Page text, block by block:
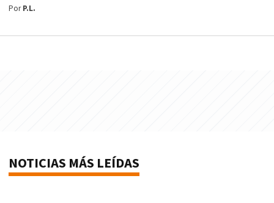
PorP.L.
NOTICIAS MÁS LEÍDAS